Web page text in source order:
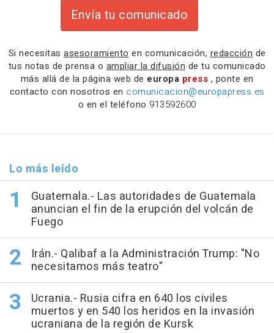
Envía tu comunicado
Si necesitas asesoramiento en comunicación, redacción de
tus notas de prensa o ampliar la difusión de tu comunicado
más allá de la página web de europa press , ponte en
contacto con nosotros en comunicacion@europapress.es
o en el teléfono 913592600
Lo más leído
Guatemala.- Las autoridades de Guatemala
anuncian el fin de la erupción del volcán de
Fuego
Irán.- Qalibaf a la Administración Trump: "No
necesitamos más teatro"
Ucrania.- Rusia cifra en 640 los civiles
muertos y en 540 los heridos en la invasión
ucraniana de la región de Kursk